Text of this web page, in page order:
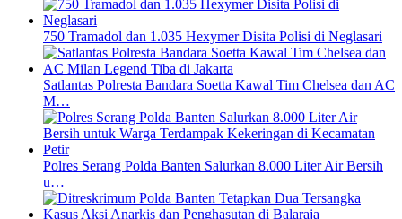
750 Tramadol dan 1.035 Hexymer Disita Polisi di Neglasari
Satlantas Polresta Bandara Soetta Kawal Tim Chelsea dan AC
M…
Polres Serang Polda Banten Salurkan 8.000 Liter Air Bersih
u…